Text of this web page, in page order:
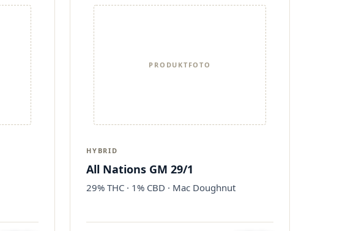
PRODUKTFOTO
HYBRID
All Nations GM 29/1
29% THC · 1% CBD · Mac Doughnut